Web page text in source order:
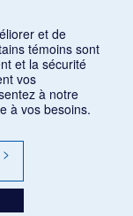
et de
témoins sont
et la sécurité
vos
à notre
à vos besoins.
>